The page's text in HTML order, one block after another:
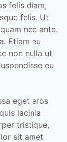
felis diam,
felis. Ut
nec ante.
Etiam eu
non nulla ut
eu
eget eros
lacinia
tristique,
sit amet